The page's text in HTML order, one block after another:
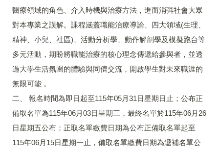
醫療領域的角色、介入時機與治療方法，進而消弭社會大眾
對本專業之誤解。課程涵蓋職能治療導論、四大領域(生理、
精神、小兒、社區)、活動分析學、動作解剖學及模擬跑台等
多元活動，期盼將職能治療的核心理念傳遞給參與者，並透
過大學生活氛圍的體驗與同儕交流，開啟學生對未來職涯的
無限可能 。
二、 報名時間為即日起至115年05月31日星期日止；公布正
備取名單為115年06月03日星期三，最終名單於115年06月26
日星期五公布；正取名單繳費日期為公布正備取名單起至
115年06月15日星期一止，備取名單繳費日期為遞補名單公